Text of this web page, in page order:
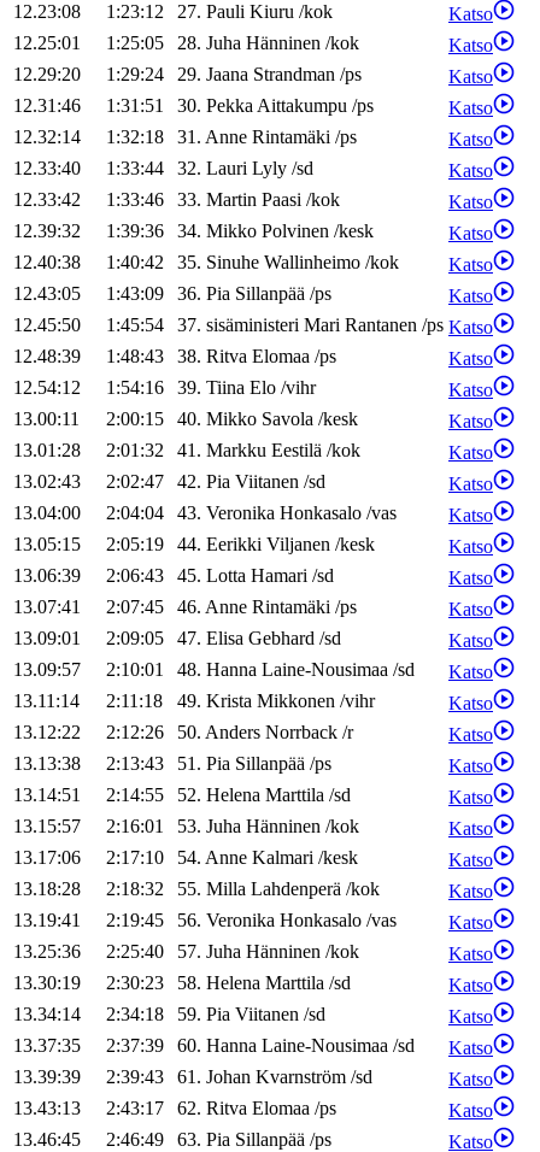
12.23:08
1:23:12 27. Pauli Kiuru /kok
Katso
12.25:01
1:25:05 28. Juha Hänninen /kok
Katso
12.29:20
1:29:24 29. Jaana Strandman /ps
Katso
12.31:46
1:31:51 30. PekkaAittakumpu /ps
Katso
12.32:14
1:32:18 31. Anne Rintamäki /ps
Katso
12.33:40
1:33:44 32. Lauri Lyly /sd
Katso
12.33:42
1:33:46 33. Martin Paasi /kok
Katso
12.39:32
1:39:36 34. Mikko Polvinen /kesk
Katso
12.40:38
1:40:42 35. Sinuhe Wallinheimo /kok
Katso
12.43:05
1:43:09 36. Pia Sillanpää /ps
Katso
12.45:50
1:45:54 37. sisäministeri Mari Rantanen /ps Katso
12.48:39
1:48:43 38. Ritva Elomaa /ps
Katso
12.54:12
1:54:16 39. Tiina Elo /vihr
Katso
13.00:11
2:00:15 40. Mikko Savola /kesk
Katso
13.01:28
2:01:32 41. Markku Eestilä /kok
Katso
13.02:43
2:02:47 42. Pia Viitanen /sd
Katso
13.04:00
2:04:04 43. Veronika Honkasalo /vas
Katso
13.05:15
2:05:19 44. Eerikki Viljanen /kesk
Katso
13.06:39
2:06:43 45. Lotta Hamari /sd
Katso
13.07:41
2:07:45 46. Anne Rintamäki /ps
Katso
13.09:01
2:09:05 47. Elisa Gebhard /sd
Katso
13.09:57
2:10:01 48. Hanna Laine-Nousimaa /sd
Katso
13.11:14
2:11:18 49. Krista Mikkonen /vihr
Katso
13.12:22
2:12:26 50. Anders Norrback /r
Katso
13.13:38
2:13:43 51. Pia Sillanpää /ps
Katso
13.14:51
2:14:55 52. Helena Marttila /sd
Katso
13.15:57
2:16:01 53. Juha Hänninen /kok
Katso
13.17:06
2:17:10 54. Anne Kalmari /kesk
Katso
13.18:28
2:18:32 55. Milla Lahdenperä /kok
Katso
13.19:41
2:19:45 56. Veronika Honkasalo /vas
Katso
13.25:36
2:25:40 57. Juha Hänninen /kok
Katso
13.30:19
2:30:23 58. Helena Marttila /sd
Katso
13.34:14
2:34:18 59. Pia Viitanen /sd
Katso
13.37:35
2:37:39 60. Hanna Laine-Nousimaa /sd
Katso
13.39:39
2:39:43 61. Johan Kvarnström /sd
Katso
13.43:13
2:43:17 62. Ritva Elomaa /ps
Katso
13.46:45
2:46:49 63. Pia Sillanpää /ps Katso